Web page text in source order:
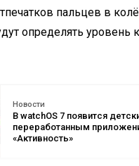
пальцев в
определять уровень
Новости
В watchOS 7 появится
переработанным
«Активность»